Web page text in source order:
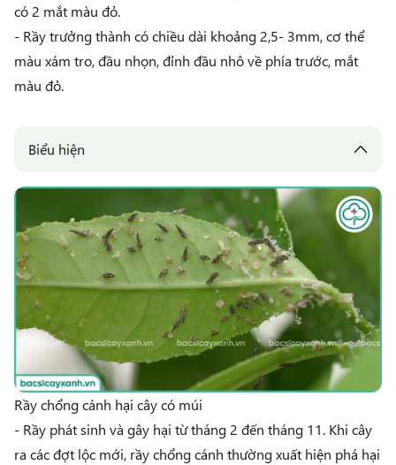
có 2 mắt màu đỏ.
- Rầy trưởng thành có chiều dài khoảng 2,5- 3mm, cơ thể
màu xám tro, đầu nhọn, đỉnh đầu nhô về phía trước, mắt
màu đỏ.
Biểu hiện
Rầy chổng cánh hại cây có múi
- Rầy phát sinh và gây hại từ tháng 2 đến tháng 11. Khi cây
ra các đợt lộc mới, rầy chổng cánh thường xuất hiện phá hại